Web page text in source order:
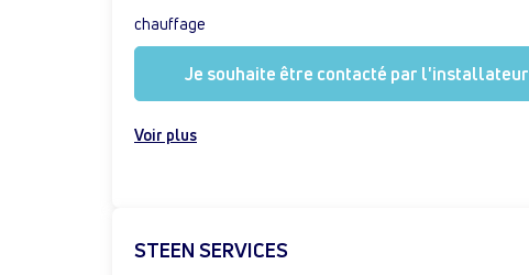
chauffage
Je souhaite être contacté par l'installateur
Voir plus
STEEN SERVICES